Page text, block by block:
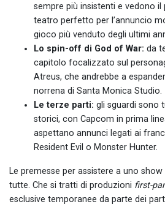
sempre più insistenti e vedono il
teatro perfetto per l’annuncio
gioco più venduto degli ultimi
Lo spin-off di God of War: da
capitolo focalizzato sul
Atreus, che andrebbe a
norrena di Santa Monica Studio.
Le terze parti: gli sguardi sono
storici, con Capcom in prima
aspettano annunci legati ai
Resident Evil o Monster Hunter.
Le premesse per assistere a uno
tutte. Che si tratti di produzioni first-
esclusive temporanee da parte dei